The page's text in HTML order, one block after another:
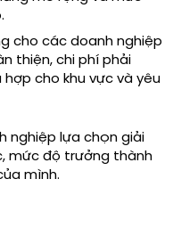
cho các doanh nghiệp
thiện, chi phí phải
cho khu vực và yêu
nghiệp lựa chọn giải
mức độ trưởng thành
mình.